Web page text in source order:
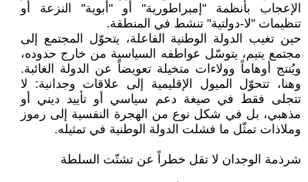
الإعجاب بأنظمة "إمبراطورية" أو "أبوية" النزعة أو
تنظيمات "لا-دولتية" تنشط في المنطقة.
حين تغيب الدولة الوطنية الفاعلة، يتحوّل المجتمع إلى
مجتمع يتيم، يتوسّل عواطفه السياسية من خارج حدوده،
ويُنتج أوهاماً وولاءات متخيلة تعويضاً عن الدولة الغائبة.
وهنا، تتحوّل الميول الإقليمية إلى علاقات وجدانية: لا
تتجلى فقط في صيغة دعم سياسي أو تأييد ديني أو
مذهبي، بل في شكل نوع من الهجرة النفسية إلى رموز
وملاذات تمثّل ما فشلت الدولة الوطنية في تمثيله.
شرذمة الوجدان لا تقل خطراً عن تشتّت السلطة